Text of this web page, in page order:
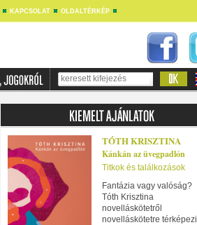
KAPCSOLAT OLDALTÉRKÉP
TÓTH KRISZTINA
Kánkán az üvegpadlón
Titkok és találkozások
Fantázia vagy valóság?
Tóth Krisztina
novelláskötetről
novelláskötetre térképezi